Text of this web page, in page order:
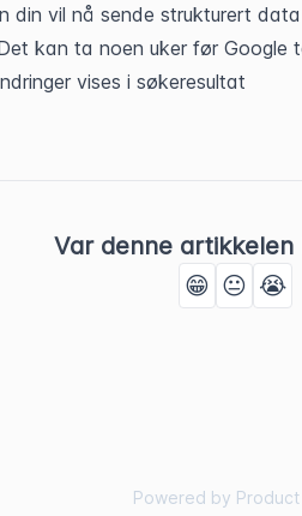
din vil nå sende strukturert
kan ta noen uker før Google
vises i søkeresultat
Var denne artikkelen
😁 😐 😭
Powered by Product